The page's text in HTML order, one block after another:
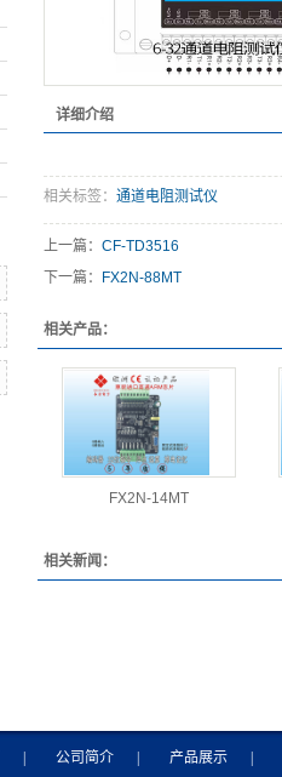
详细介绍
相关标签： 通道电阻测试仪
上一篇： CF-TD3516
下一篇：
FX2N-88MT
相关产品：
FX2N-14MT
相关新闻：
公司简介 产品展示